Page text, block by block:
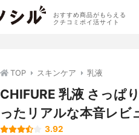
おすすめ商品がもらえる
クチコミポイ活サイト
TOP スキンケア 乳液
CHIFURE 乳液 さっぱ
ったリアルな本音レビ
3.92